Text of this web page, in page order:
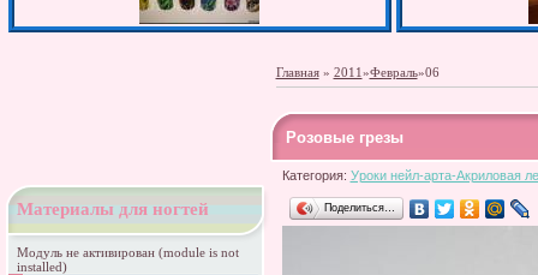
Главная» 2011»Февраль»06
Розовые грезы
Категория: Уроки нейл-арта-Акриловая
Поделиться…
Материалы для ногтей
Модуль не активирован (module is not
installed)